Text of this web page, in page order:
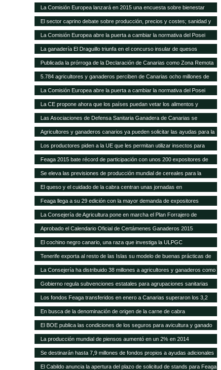
de sanidad animal
La Comisión Europea lanzará en 2015 una encuesta sobre bienestar
animal
El sector caprino debate sobre producción, precios y costes; sanidad y
comercialización
La Comisión Europea abre la puerta a cambiar la normativa del Posei
La ganadería El Draguillo triunfa en el concurso insular de quesos
Publicada la prórroga de la Declaración de Canarias como Zona Remota
a efectos de la eliminación de subproductos SANDACH hasta junio de
2018
5.784 agricultores y ganaderos perciben de Canarias ocho millones de
euros en ayudas adicionales POSEI
La Comisión Europea abre la puerta a cambiar la normativa del Posei
La CE propone ahora que los países puedan vetar los alimentos y
piensos transgénicos
Las Asociaciones de Defensa Sanitaria Ganadera de Canarias se
reunirán anualmente en la Feria de Fuerteventura
Agricultores y ganaderos canarios ya pueden solicitar las ayudas para la
contratación de seguros agrarios
Los productores piden a la UE que les permitan utilizar insectos para
fabricar piensos
Feaga 2015 bate récord de participación con unos 200 expositores de
empresas, productores locales y gastronomía tradicional
Se eleva las previsiones de producción mundial de cereales para la
campaña 2014-2015
El queso y el cuidado de la cabra centran unas jornadas en
Fuerteventura
Feaga llega a su 29 edición con la mayor demanda de expositores
La Consejería de Agricultura pone en marcha el Plan Forrajero de
Canarias
Aprobado el Calendario Oficial de Certámenes Ganaderos 2015
El cochino negro canario, una raza que investiga la ULPGC
Tenerife exporta al resto de las Islas su modelo de buenas prácticas de
higiene para queserías
La Consejería ha distribuido 38 millones a agricultores y ganaderos como
ayudas adicionales POSEI
Gobierno regula subvenciones estatales para agrupaciones sanitarias
ganaderas
Los fondos Feaga transferidos en enero a Canarias superaron los 3,2
millones
En busca de la denominación de origen de la carne de cabra
El BOE publica las condiciones de los seguros para avicultura y ganado
equino
La producción mundial de piensos aumentó en un 2% en 2014
Se destinarán hasta 7,9 millones de fondos propios a ayudas adicionales
de diversas líneas POSEI
El Cabildo anuncia la apertura del plazo de solicitud de stands para Feaga